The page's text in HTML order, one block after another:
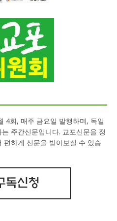
4회, 매주 금요일 발행하며, 독일
주간신문입니다. 교포신문을 정
편하게 신문을 받아보실 수 있습